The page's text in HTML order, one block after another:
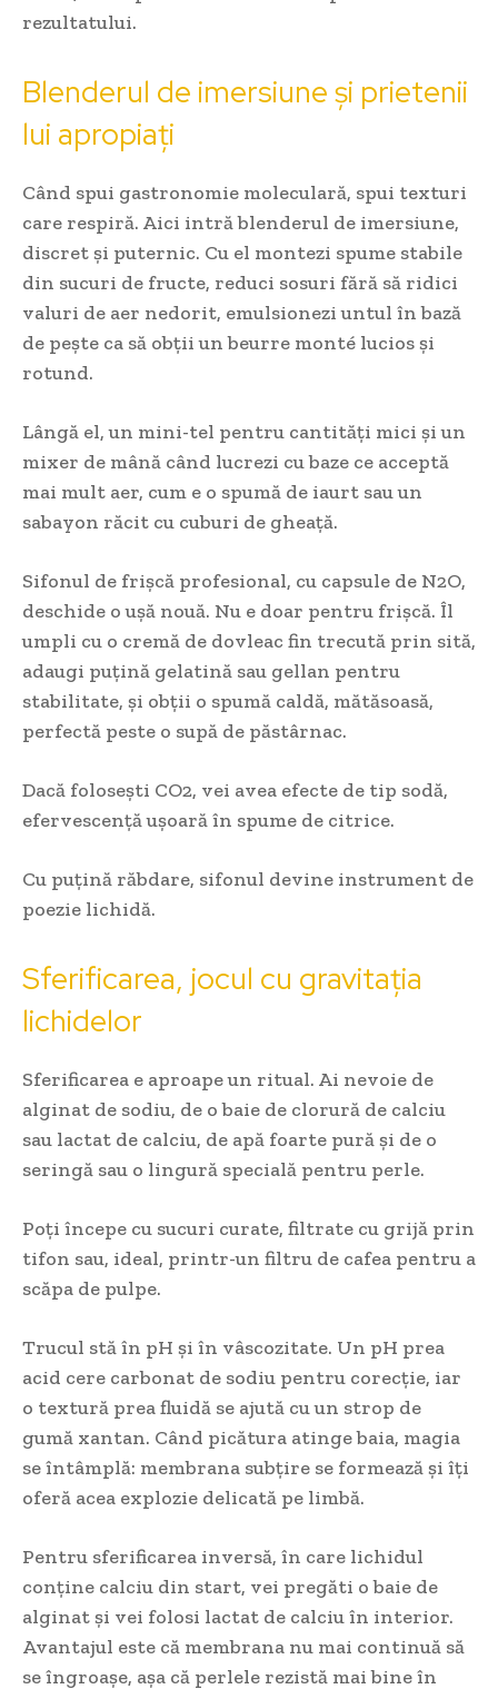
rezultatului.
Blenderul de imersiune și prietenii
lui apropiați
Când spui gastronomie moleculară, spui texturi
care respiră. Aici intră blenderul de imersiune,
discret și puternic. Cu el montezi spume stabile
din sucuri de fructe, reduci sosuri fără să ridici
valuri de aer nedorit, emulsionezi untul în bază
de pește ca să obții un beurre monté lucios și
rotund.
Lângă el, un mini-tel pentru cantități mici și un
mixer de mână când lucrezi cu baze ce acceptă
mai mult aer, cum e o spumă de iaurt sau un
sabayon răcit cu cuburi de gheață.
Sifonul de frișcă profesional, cu capsule de N2O,
deschide o ușă nouă. Nu e doar pentru frișcă. Îl
umpli cu o cremă de dovleac fin trecută prin sită,
adaugi puțină gelatină sau gellan pentru
stabilitate, și obții o spumă caldă, mătăsoasă,
perfectă peste o supă de păstârnac.
Dacă folosești CO2, vei avea efecte de tip sodă,
efervescență ușoară în spume de citrice.
Cu puțină răbdare, sifonul devine instrument de
poezie lichidă.
Sferificarea, jocul cu gravitația
lichidelor
Sferificarea e aproape un ritual. Ai nevoie de
alginat de sodiu, de o baie de clorură de calciu
sau lactat de calciu, de apă foarte pură și de o
seringă sau o lingură specială pentru perle.
Poți începe cu sucuri curate, filtrate cu grijă prin
tifon sau, ideal, printr-un filtru de cafea pentru a
scăpa de pulpe.
Trucul stă în pH și în vâscozitate. Un pH prea
acid cere carbonat de sodiu pentru corecție, iar
o textură prea fluidă se ajută cu un strop de
gumă xantan. Când picătura atinge baia, magia
se întâmplă: membrana subțire se formează și îți
oferă acea explozie delicată pe limbă.
Pentru sferificarea inversă, în care lichidul
conține calciu din start, vei pregăti o baie de
alginat și vei folosi lactat de calciu în interior.
Avantajul este că membrana nu mai continuă să
se îngroașe, așa că perlele rezistă mai bine în